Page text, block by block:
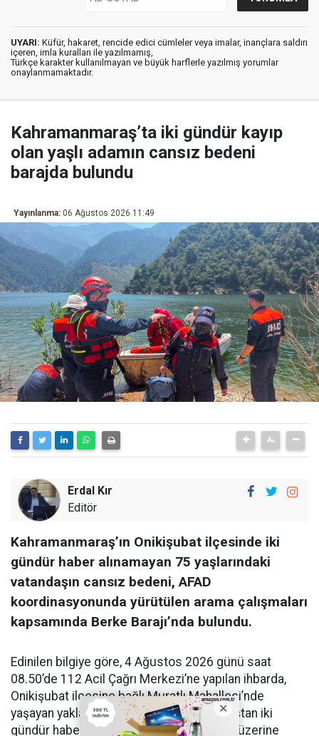
UYARI: Küfür, hakaret, rencide edici cümleler veya imalar, inançlara saldırı
içeren, imla kuralları ile yazılmamış,
Türkçe karakter kullanılmayan ve büyük harflerle yazılmış yorumlar
onaylanmamaktadır.
Kahramanmaraş’ta iki gündür kayıp
olan yaşlı adamın cansız bedeni
barajda bulundu
Yayınlanma: 06 Ağustos 2026 11:49
Erdal Kır
Editör
Kahramanmaraş’ın Onikişubat ilçesinde iki
gündür haber alınamayan 75 yaşlarındaki
vatandaşın cansız bedeni, AFAD
koordinasyonunda yürütülen arama çalışmaları
kapsamında Berke Barajı’nda bulundu.
Edinilen bilgiye göre, 4 Ağustos 2026 günü saat
08.50’de 112 Acil Çağrı Merkezi’ne yapılan ihbarda,
Onikişubat ilçesine bağlı Muratlı Mahallesi’nde
yaşayan yaklaşık 75 yaşındaki bir vatandaştan iki
gündür haber alınamadığı bildirildi. Bunun üzerine